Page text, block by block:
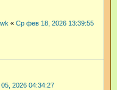
« Ср фев 18, 2026 13:39:55
2026 04:34:27